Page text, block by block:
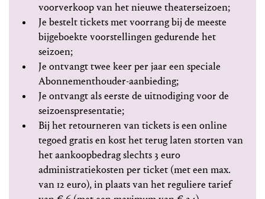
voorverkoop van het nieuwe theaterseizoen;
Je bestelt tickets met voorrang bij de meeste
bijgeboekte voorstellingen gedurende het
seizoen;
Je ontvangt twee keer per jaar een speciale
Abonnementhouder-aanbieding;
Je ontvangt als eerste de uitnodiging voor de
seizoenspresentatie;
Bij het retourneren van tickets is een online
tegoed gratis en kost het terug laten storten van
het aankoopbedrag slechts 3 euro
administratiekosten per ticket (met een max.
van 12 euro), in plaats van het reguliere tarief